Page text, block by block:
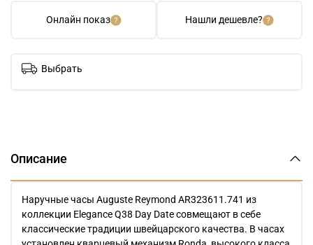
Онлайн показ Нашли дешевле?
Выбрать
Описание
Наручные часы Auguste Reymond AR323611.741 из
коллекции Elegance Q38 Day Date совмещают в себе
классические традиции швейцарского качества. В часах